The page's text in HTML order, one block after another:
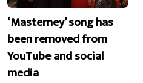
‘Masterney’ song has
been removed from
YouTube and social
media